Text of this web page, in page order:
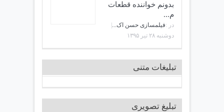
بدونم خواننده قطعات
م...
در :فیلمسازی حسن اک...
دوشنبه ۲۸ تير ۱۳۹۵
تبلیغات متنی
تبلیغ تصویری